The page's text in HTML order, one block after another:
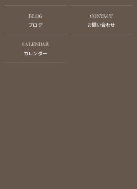
BLOG
ブログ
CONTACT
お問い合わせ
CALENDAR
カレンダー